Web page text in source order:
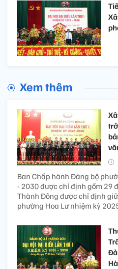
Xem thêm
Ban Chấp hành Đảng bộ
- 2030 được chỉ định gồm 29
Thành Đông được chỉ định
phường Hoa Lư nhiệm kỳ